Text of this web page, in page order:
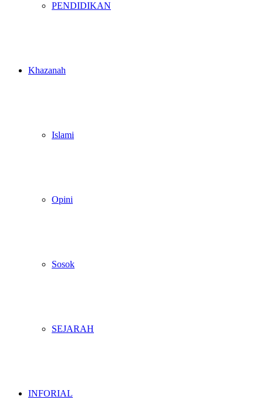
PENDIDIKAN
Khazanah
Islami
Opini
Sosok
SEJARAH
INFORIAL